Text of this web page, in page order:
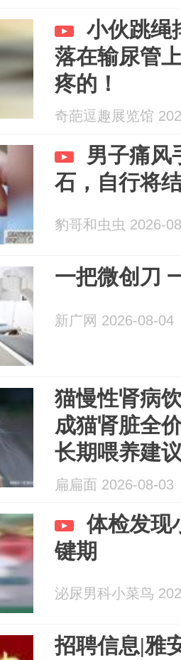
小伙跳绳
落在输尿管
疼的！
奇葩逗趣展览馆
男子痛风
石，自行将
豹哥和虫虫 2026-
一把微创刀
新广网 2026-08-04
猫慢性肾病
成猫肾脏全
长期喂养建
扁扁面 2026-08-03
体检发现
键期
泌尿男科小菜鸟
招聘信息|雅